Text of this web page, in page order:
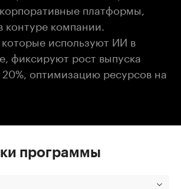
платформы,
компании.
используют ИИ в
фиксируют рост выпуска
оптимизацию ресурсов на
программы